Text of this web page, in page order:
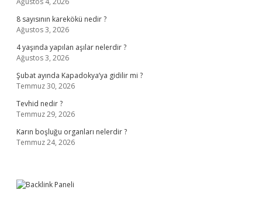
8 sayısının karekökü nedir ?
Ağustos 3, 2026
4 yaşında yapılan aşılar nelerdir ?
Ağustos 3, 2026
Şubat ayında Kapadokya’ya gidilir mi ?
Temmuz 30, 2026
Tevhid nedir ?
Temmuz 29, 2026
Karın boşluğu organları nelerdir ?
Temmuz 24, 2026